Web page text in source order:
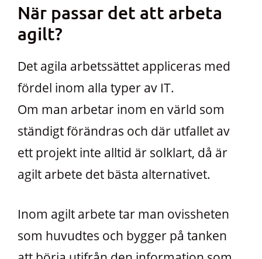
När passar det att arbeta
agilt?
Det agila arbetssättet appliceras med
fördel inom alla typer av IT.
Om man arbetar inom en värld som
ständigt förändras och där utfallet av
ett projekt inte alltid är solklart, då är
agilt arbete det bästa alternativet.
Inom agilt arbete tar man ovissheten
som huvudtes och bygger på tanken